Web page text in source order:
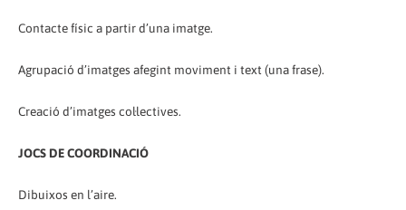
Contacte físic a partir d’una imatge.
Agrupació d’imatges afegint moviment i text (una frase).
Creació d’imatges col·lectives.
JOCS DE COORDINACIÓ
Dibuixos en l’aire.